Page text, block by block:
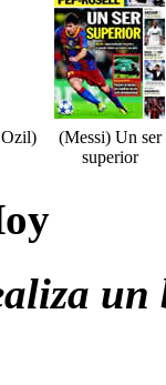
(Messi) Un ser
superior
un